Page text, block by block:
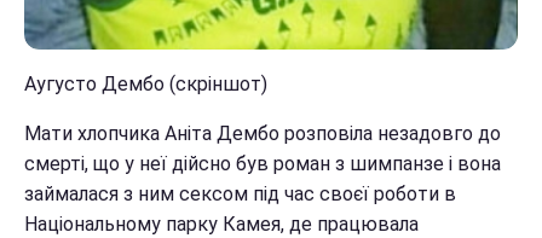
Аугусто Дембо (скріншот)
Мати хлопчика Аніта Дембо розповіла незадовго до
смерті, що у неї дійсно був роман з шимпанзе і вона
займалася з ним сексом під час своєї роботи в
Національному парку Камея, де працювала